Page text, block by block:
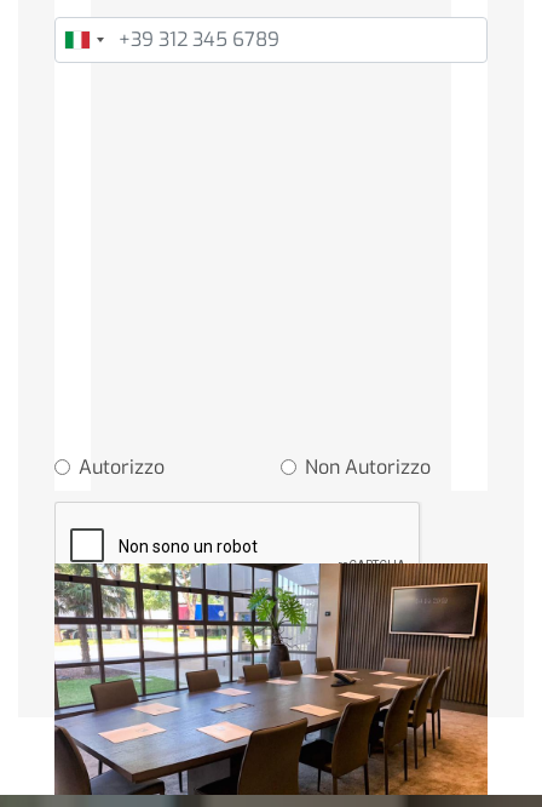
Autorizzo Non Autorizzo
Invia